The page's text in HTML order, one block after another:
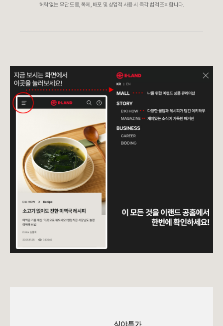
허락 없는 무단 도용, 복제, 배포 및 상업적 사용 시 즉각 법적 조치합니다.